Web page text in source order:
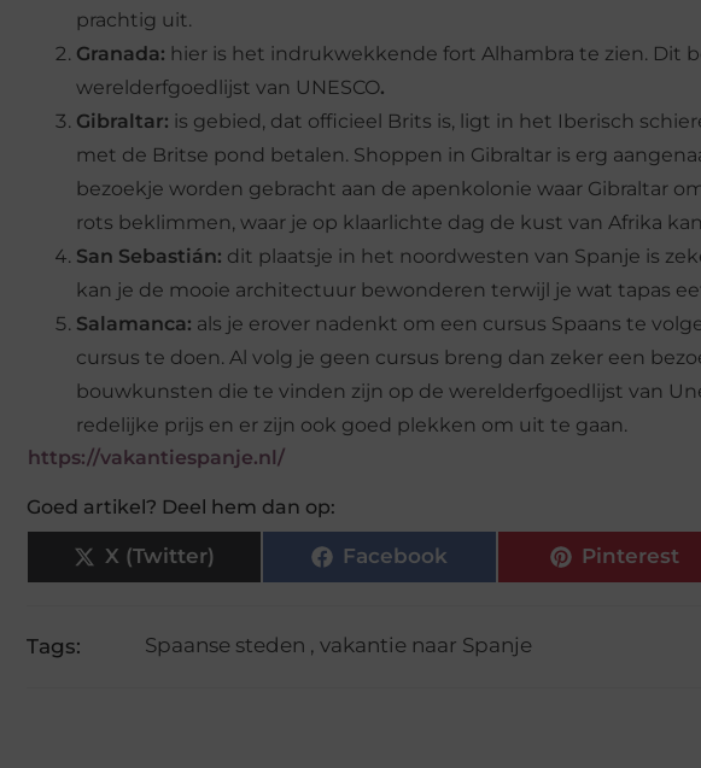
prachtig uit.
Granada: hier is het indrukwekkende fort Alhambra te zien. Dit
werelderfgoedlijst van UNESCO.
Gibraltar: is gebied, dat officieel Brits is, ligt in het Iberisch
met de Britse pond betalen. Shoppen in Gibraltar is erg
bezoekje worden gebracht aan de apenkolonie waar Gibraltar
rots beklimmen, waar je op klaarlichte dag de kust van Afrika
San Sebastián: dit plaatsje in het noordwesten van Spanje is
kan je de mooie architectuur bewonderen terwijl je wat tapas
Salamanca: als je erover nadenkt om een cursus Spaans te
cursus te doen. Al volg je geen cursus breng dan zeker een
bouwkunsten die te vinden zijn op de werelderfgoedlijst van
redelijke prijs en er zijn ook goed plekken om uit te gaan.
https://vakantiespanje.nl/
Goed artikel? Deel hem dan op:
X (Twitter) Facebook Pinterest
Tags: Spaanse steden , vakantie naar Spanje